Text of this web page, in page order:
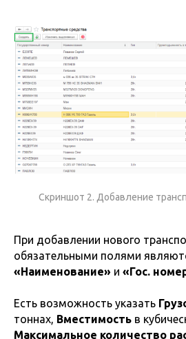
Скриншот 2. Добавление
При добавлении нового
обязательными полями
«Наименование» и «Гос.
Есть возможность указать
тоннах, Вместимость в
Максимальное количество